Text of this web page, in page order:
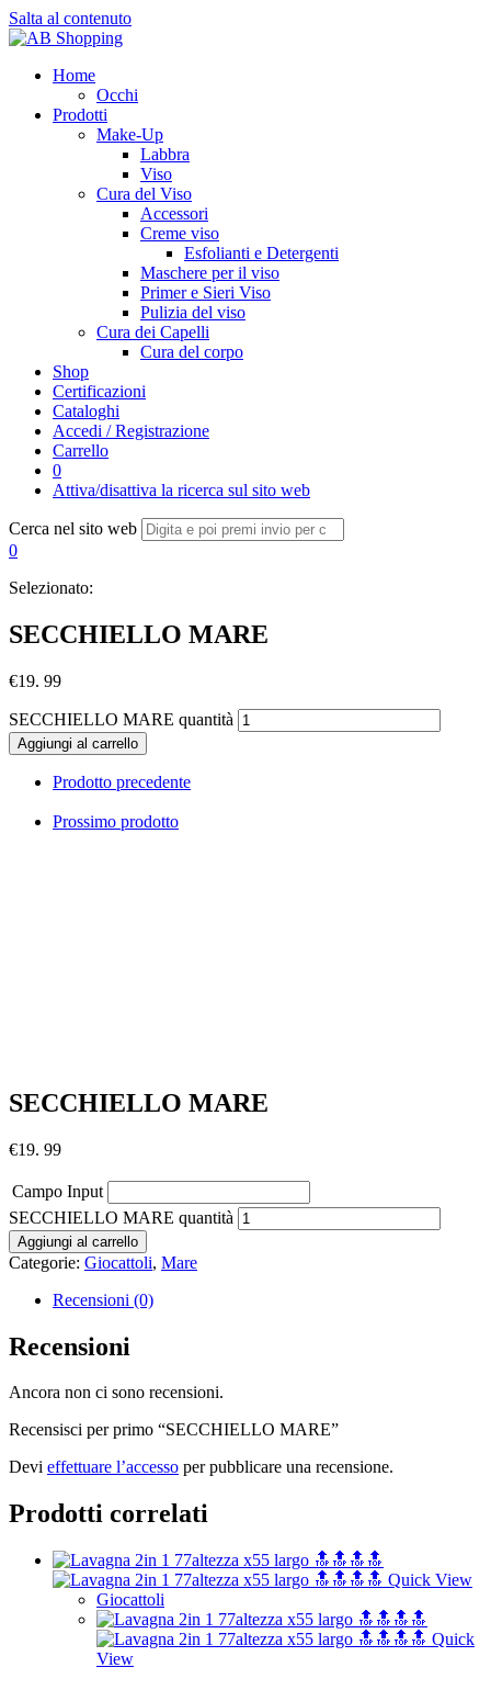
Salta al contenuto
Home
Occhi
Prodotti
Make-Up
Labbra
Viso
Cura del Viso
Accessori
Creme viso
Esfolianti e Detergenti
Maschere per il viso
Primer e Sieri Viso
Pulizia del viso
Cura dei Capelli
Cura del corpo
Shop
Certificazioni
Cataloghi
Accedi / Registrazione
Carrello
0
Attiva/disattiva la ricerca sul sito web
Cerca nel sito web
0
Selezionato:
SECCHIELLO MARE
€19. 99
SECCHIELLO MARE quantità
Aggiungi al carrello
Prodotto precedente
Prossimo prodotto
SECCHIELLO MARE
€19. 99
Campo Input
SECCHIELLO MARE quantità
Aggiungi al carrello
Categorie: Giocattoli, Mare
Recensioni (0)
Recensioni
Ancora non ci sono recensioni.
Recensisci per primo “SECCHIELLO MARE”
Devi effettuare l’accesso per pubblicare una recensione.
Prodotti correlati
Quick View
Giocattoli
Quick
View